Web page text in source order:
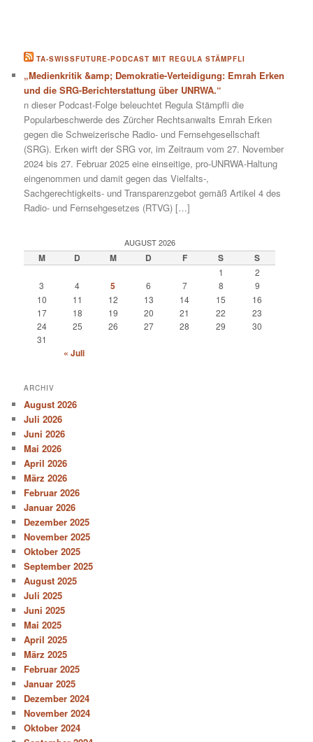
TA-SWISSFUTURE-PODCAST MIT REGULA STÄMPFLI
„Medienkritik &amp; Demokratie-Verteidigung: Emrah Erken
und die SRG-Berichterstattung über UNRWA.“
n dieser Podcast-Folge beleuchtet Regula Stämpfli die
Popularbeschwerde des Zürcher Rechtsanwalts Emrah Erken
gegen die Schweizerische Radio- und Fernsehgesellschaft
(SRG). Erken wirft der SRG vor, im Zeitraum vom 27. November
2024 bis 27. Februar 2025 eine einseitige, pro-UNRWA-Haltung
eingenommen und damit gegen das Vielfalts-,
Sachgerechtigkeits- und Transparenzgebot gemäß Artikel 4 des
Radio- und Fernsehgesetzes (RTVG) […]
AUGUST 2026
M D M D F S S
1
2
3
4 5 6 7 8
9
10
11 12 13 14 15
16
17
18 19 20 21 22
23
24
25 26 27 28 29
30
31
« Juli
ARCHIV
August 2026
Juli 2026
Juni 2026
Mai 2026
April 2026
März 2026
Februar 2026
Januar 2026
Dezember 2025
November 2025
Oktober 2025
September 2025
August 2025
Juli 2025
Juni 2025
Mai 2025
April 2025
März 2025
Februar 2025
Januar 2025
Dezember 2024
November 2024
Oktober 2024